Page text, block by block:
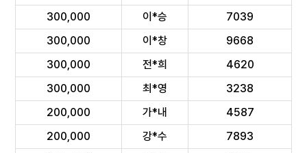
300,000
이*승
7039
300,000
이*창
9668
300,000
전*희
4620
300,000
최*영
3238
200,000
가*내
4587
200,000
강*수
7893